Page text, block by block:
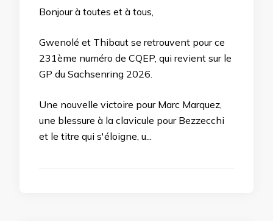
Bonjour à toutes et à tous,
Gwenolé et Thibaut se retrouvent pour ce
231ème numéro de CQEP, qui revient sur le
GP du Sachsenring 2026.
Une nouvelle victoire pour Marc Marquez,
une blessure à la clavicule pour Bezzecchi
et le titre qui s'éloigne, u...